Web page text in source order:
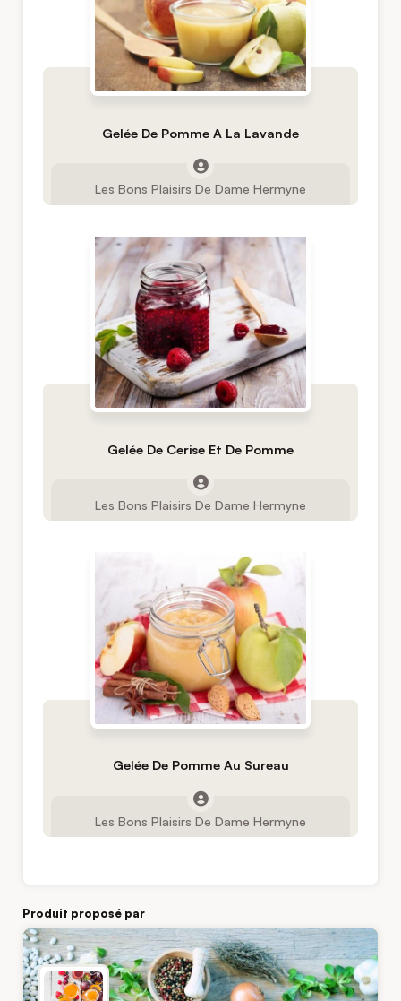
Gelée De Pomme A La Lavande
Les Bons Plaisirs De Dame Hermyne
Gelée De Cerise Et De Pomme
Les Bons Plaisirs De Dame Hermyne
Gelée De Pomme Au Sureau
Les Bons Plaisirs De Dame Hermyne
Produit proposé par